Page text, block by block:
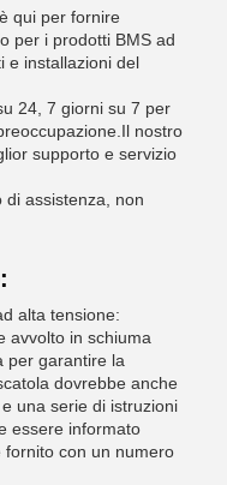
qui per fornire
per i prodotti BMS ad
e installazioni del
24, 7 giorni su 7 per
nostro
supporto e servizio
di assistenza, non
alta tensione:
avvolto in schiuma
per garantire la
dovrebbe anche
una serie di istruzioni
essere informato
con un numero